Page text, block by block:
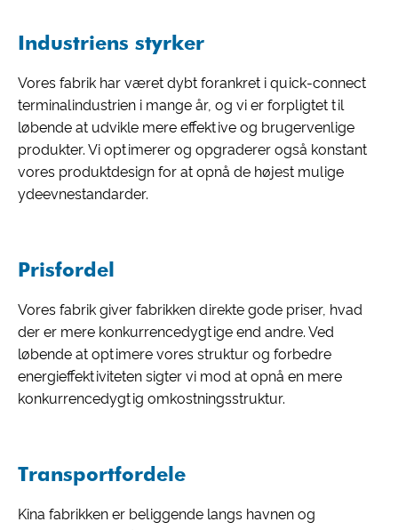
Industriens styrker
Vores fabrik har været dybt forankret i quick-connect
terminalindustrien i mange år, og vi er forpligtet til
løbende at udvikle mere effektive og brugervenlige
produkter. Vi optimerer og opgraderer også konstant
vores produktdesign for at opnå de højest mulige
ydeevnestandarder.
Prisfordel
Vores fabrik giver fabrikken direkte gode priser, hvad
der er mere konkurrencedygtige end andre. Ved
løbende at optimere vores struktur og forbedre
energieffektiviteten sigter vi mod at opnå en mere
konkurrencedygtig omkostningsstruktur.
Transportfordele
Kina fabrikken er beliggende langs havnen og